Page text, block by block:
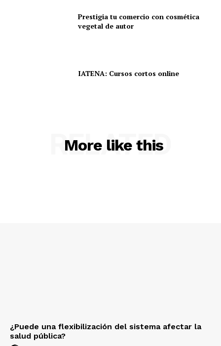
Prestigia tu comercio con cosmética
vegetal de autor
IATENA: Cursos cortos online
More like this
RELATED
¿Puede una flexibilización del sistema afectar la
salud pública?